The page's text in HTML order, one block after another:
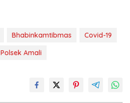
Bhabinkamtibmas
Covid-19
Polsek Amali